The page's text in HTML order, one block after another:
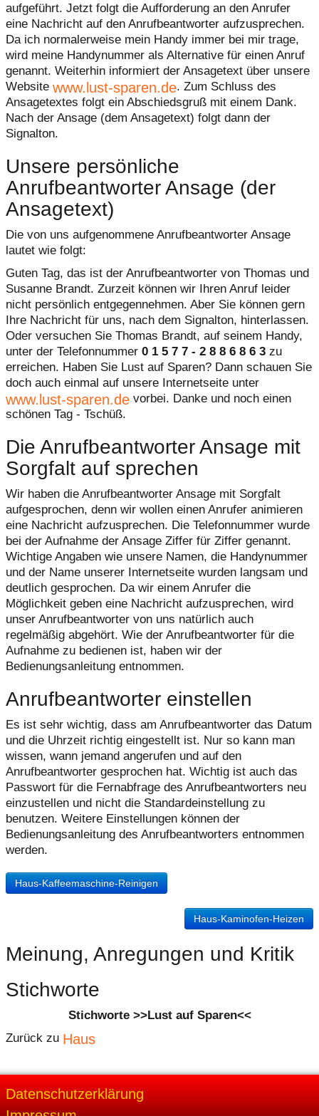
aufgeführt. Jetzt folgt die Aufforderung an den Anrufer
eine Nachricht auf den Anrufbeantworter aufzusprechen.
Da ich normalerweise mein Handy immer bei mir trage,
wird meine Handynummer als Alternative für einen Anruf
genannt. Weiterhin informiert der Ansagetext über unsere
Website www.lust-sparen.de. Zum Schluss des
Ansagetextes folgt ein Abschiedsgruß mit einem Dank.
Nach der Ansage (dem Ansagetext) folgt dann der
Signalton.
Unsere persönliche
Anrufbeantworter Ansage (der
Ansagetext)
Die von uns aufgenommene Anrufbeantworter Ansage
lautet wie folgt:
Guten Tag, das ist der Anrufbeantworter von Thomas und
Susanne Brandt. Zurzeit können wir Ihren Anruf leider
nicht persönlich entgegennehmen. Aber Sie können gern
Ihre Nachricht für uns, nach dem Signalton, hinterlassen.
Oder versuchen Sie Thomas Brandt, auf seinem Handy,
unter der Telefonnummer 0 1 5 7 7 - 2 8 8 6 8 6 3 zu
erreichen. Haben Sie Lust auf Sparen? Dann schauen Sie
doch auch einmal auf unsere Internetseite unter
www.lust-sparen.de vorbei. Danke und noch einen
schönen Tag - Tschüß.
Die Anrufbeantworter Ansage mit
Sorgfalt auf sprechen
Wir haben die Anrufbeantworter Ansage mit Sorgfalt
aufgesprochen, denn wir wollen einen Anrufer animieren
eine Nachricht aufzusprechen. Die Telefonnummer wurde
bei der Aufnahme der Ansage Ziffer für Ziffer genannt.
Wichtige Angaben wie unsere Namen, die Handynummer
und der Name unserer Internetseite wurden langsam und
deutlich gesprochen. Da wir einem Anrufer die
Möglichkeit geben eine Nachricht aufzusprechen, wird
unser Anrufbeantworter von uns natürlich auch
regelmäßig abgehört. Wie der Anrufbeantworter für die
Aufnahme zu bedienen ist, haben wir der
Bedienungsanleitung entnommen.
Anrufbeantworter einstellen
Es ist sehr wichtig, dass am Anrufbeantworter das Datum
und die Uhrzeit richtig eingestellt ist. Nur so kann man
wissen, wann jemand angerufen und auf den
Anrufbeantworter gesprochen hat. Wichtig ist auch das
Passwort für die Fernabfrage des Anrufbeantworters neu
einzustellen und nicht die Standardeinstellung zu
benutzen. Weitere Einstellungen können der
Bedienungsanleitung des Anrufbeantworters entnommen
werden.
Haus-Kaffeemaschine-Reinigen
Haus-Kaminofen-Heizen
Meinung, Anregungen und Kritik
Stichworte
Stichworte >>Lust auf Sparen<<
Zurück zu Haus
Datenschutzerklärung